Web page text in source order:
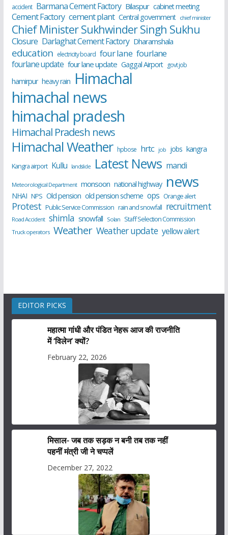
accident Barmana Cement Factory Bilaspur cabinet meeting
Cement Factory cement plant Central government chief minister
Chief Minister Sukhwinder Singh Sukhu
Closure Darlaghat Cement Factory Dharamshala
education electricity board four lane fourlane
fourlane update four lane update Gaggal Airport govt job
hamirpur heavy rain Himachal
himachal news
himachal pradesh
Himachal Pradesh news
Himachal Weather hpbose hrtc job jobs kangra
Kangra airport Kullu landslide Latest News mandi
Meteorological Department monsoon national highway news
NHAI NPS Old pension old pension scheme ops Orange alert
Protest Public Service Commission rain and snowfall recruitment
Road Accident shimla snowfall Solan Staff Selection Commission
Truck operators Weather Weather update yellow alert
EDITOR PICKS
महात्मा गांधी और पंडित नेहरू आज की राजनीति
में ‘विलेन’ क्यों?
February 22, 2026
मिसाल- जब तक सड़क न बनी तब तक नहीं
पहनीं मंत्री जी ने चप्पलें
December 27, 2022